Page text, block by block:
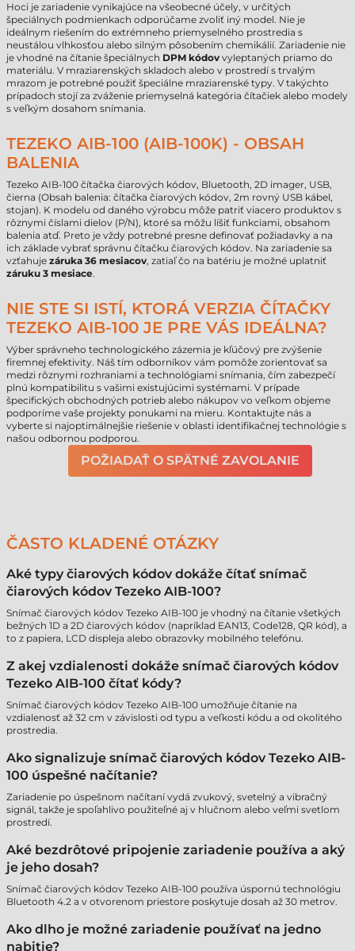
Hoci je zariadenie vynikajúce na všeobecné účely, v určitých
špeciálnych podmienkach odporúčame zvoliť iný model. Nie je
ideálnym riešením do extrémneho priemyselného prostredia s
neustálou vlhkosťou alebo silným pôsobením chemikálií. Zariadenie nie
je vhodné na čítanie špeciálnych DPM kódov vyleptaných priamo do
materiálu. V mraziarenských skladoch alebo v prostredí s trvalým
mrazom je potrebné použiť špeciálne mraziarenské typy. V takýchto
prípadoch stojí za zváženie priemyselná kategória čítačiek alebo modely
s veľkým dosahom snímania.
TEZEKO AIB-100 (AIB-100K) - OBSAH
BALENIA
Tezeko AIB-100 čítačka čiarových kódov, Bluetooth, 2D imager, USB,
čierna (Obsah balenia: čítačka čiarových kódov, 2m rovný USB kábel,
stojan). K modelu od daného výrobcu môže patriť viacero produktov s
rôznymi číslami dielov (P/N), ktoré sa môžu líšiť funkciami, obsahom
balenia atď. Preto je vždy potrebné presne definovať požiadavky a na
ich základe vybrať správnu čítačku čiarových kódov. Na zariadenie sa
vzťahuje záruka 36 mesiacov, zatiaľ čo na batériu je možné uplatniť
záruku 3 mesiace.
NIE STE SI ISTÍ, KTORÁ VERZIA ČÍTAČKY
TEZEKO AIB-100 JE PRE VÁS IDEÁLNA?
Výber správneho technologického zázemia je kľúčový pre zvýšenie
firemnej efektivity. Náš tím odborníkov vám pomôže zorientovať sa
medzi rôznymi rozhraniami a technológiami snímania, čím zabezpečí
plnú kompatibilitu s vašimi existujúcimi systémami. V prípade
špecifických obchodných potrieb alebo nákupov vo veľkom objeme
podporíme vaše projekty ponukami na mieru. Kontaktujte nás a
vyberte si najoptimálnejšie riešenie v oblasti identifikačnej technológie s
našou odbornou podporou.
POŽIADAŤ O SPÄTNÉ ZAVOLANIE
ČASTO KLADENÉ OTÁZKY
Aké typy čiarových kódov dokáže čítať snímač
čiarových kódov Tezeko AIB-100?
Snímač čiarových kódov Tezeko AIB-100 je vhodný na čítanie všetkých
bežných 1D a 2D čiarových kódov (napríklad EAN13, Code128, QR kód), a
to z papiera, LCD displeja alebo obrazovky mobilného telefónu.
Z akej vzdialenosti dokáže snímač čiarových kódov
Tezeko AIB-100 čítať kódy?
Snímač čiarových kódov Tezeko AIB-100 umožňuje čítanie na
vzdialenosť až 32 cm v závislosti od typu a veľkosti kódu a od okolitého
prostredia.
Ako signalizuje snímač čiarových kódov Tezeko AIB-
100 úspešné načítanie?
Zariadenie po úspešnom načítaní vydá zvukový, svetelný a vibračný
signál, takže je spoľahlivo použiteľné aj v hlučnom alebo veľmi svetlom
prostredí.
Aké bezdrôtové pripojenie zariadenie používa a aký
je jeho dosah?
Snímač čiarových kódov Tezeko AIB-100 používa úspornú technológiu
Bluetooth 4.2 a v otvorenom priestore poskytuje dosah až 30 metrov.
Ako dlho je možné zariadenie používať na jedno
nabitie?